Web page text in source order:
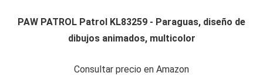
PAW PATROL Patrol KL83259 - Paraguas, diseño de
dibujos animados, multicolor
Consultar precio en Amazon